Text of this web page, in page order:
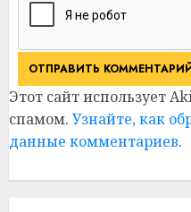
Этот сайт использует
спамом. Узнайте, как
данные комментариев.